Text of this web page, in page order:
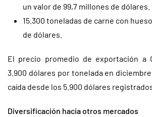
un valor de 99,7 millones de dólares.
15.300 toneladas de carne con
de dólares.
El precio promedio de exportación a
3.900 dólares por tonelada en
caída desde los 5.900 dólares
Diversificación hacia otros mercados